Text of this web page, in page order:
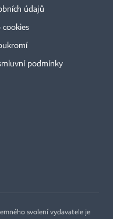
údajů
cookies
podmínky
svolení vydavatele je